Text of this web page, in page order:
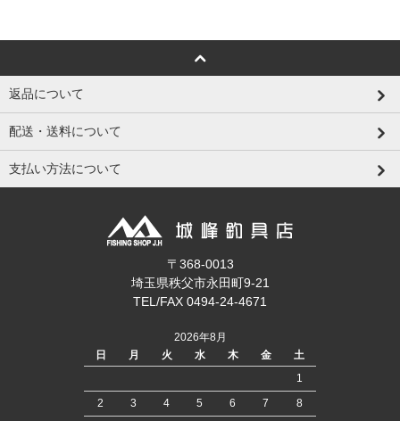
返品について
配送・送料について
支払い方法について
〒368-0013
埼玉県秩父市永田町9-21
TEL/FAX 0494-24-4671
2026年8月
日
月 火 水 木 金
土
1
2
3 4 5 6 7
8